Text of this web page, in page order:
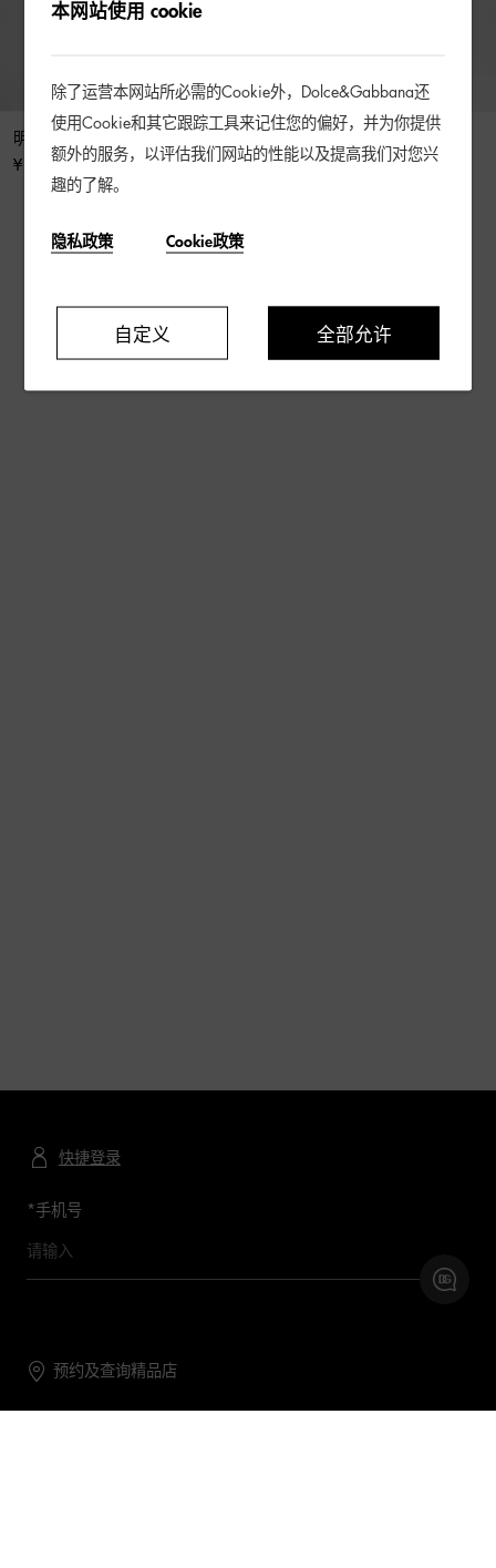
明星同款纳帕皮革外套
¥ 36,500
¥ 62,500
6 / 6 产品
快捷登录
*手机号
预约及查询精品店
本网站使用 cookie
除了运营本网站所必需的Cookie外，Dolce&Gabbana还
使用Cookie和其它跟踪工具来记住您的偏好，并为你提供
额外的服务，以评估我们网站的性能以及提高我们对您兴
趣的了解。
隐私政策 Cookie政策
自定义 全部允许